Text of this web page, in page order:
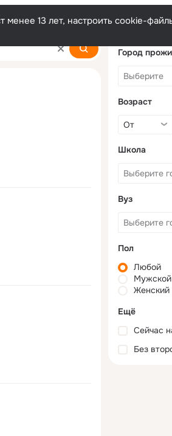
менее 13 лет, настроить cookie-
Город
Возраст
Школа
Вуз
Пол
Любой
Мужской
Женский
Ещё
Сейчас
Без